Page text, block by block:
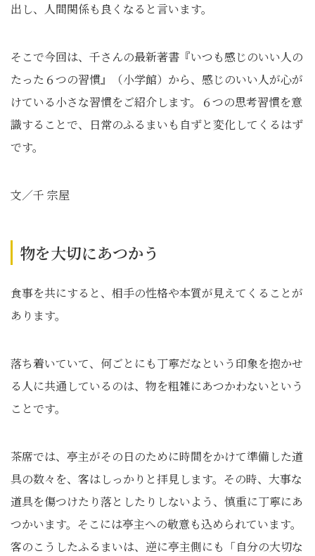
出し、人間関係も良くなると言います。
そこで今回は、千さんの最新著書『いつも感じのいい人の
たった６つの習慣』（小学館）から、感じのいい人が心が
けている小さな習慣をご紹介します。６つの思考習慣を意
識することで、日常のふるまいも自ずと変化してくるはず
です。
文／千 宗屋
物を大切にあつかう
食事を共にすると、相手の性格や本質が見えてくることが
あります。
落ち着いていて、何ごとにも丁寧だなという印象を抱かせ
る人に共通しているのは、物を粗雑にあつかわないという
ことです。
茶席では、亭主がその日のために時間をかけて準備した道
具の数々を、客はしっかりと拝見します。その時、大事な
道具を傷つけたり落としたりしないよう、慎重に丁寧にあ
つかいます。そこには亭主への敬意も込められています。
客のこうしたふるまいは、逆に亭主側にも「自分の大切な